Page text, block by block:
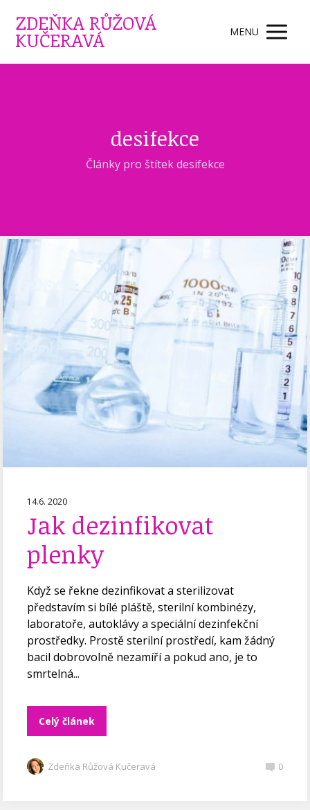
ZDEŇKA RŮŽOVÁ
KUČERAVÁ MENU
desifekce
Články pro štítek desifekce
14.6. 2020
Jak dezinfikovat
plenky
Když se řekne dezinfikovat a sterilizovat
představím si bílé pláště, sterilní kombinézy,
laboratoře, autoklávy a speciální dezinfekční
prostředky. Prostě sterilní prostředí, kam žádný
bacil dobrovolně nezamíří a pokud ano, je to
smrtelná...
Celý článek
Zdeňka Růžová Kučeravá 0